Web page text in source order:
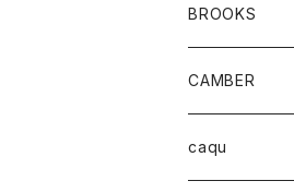
アンダーウェアー
カードホルダー
トップス
カーディガン
ボトム
オーバーオール
レディース
シャツ
BROOKS
グッズ
靴
CAMBER
トップス
caqu